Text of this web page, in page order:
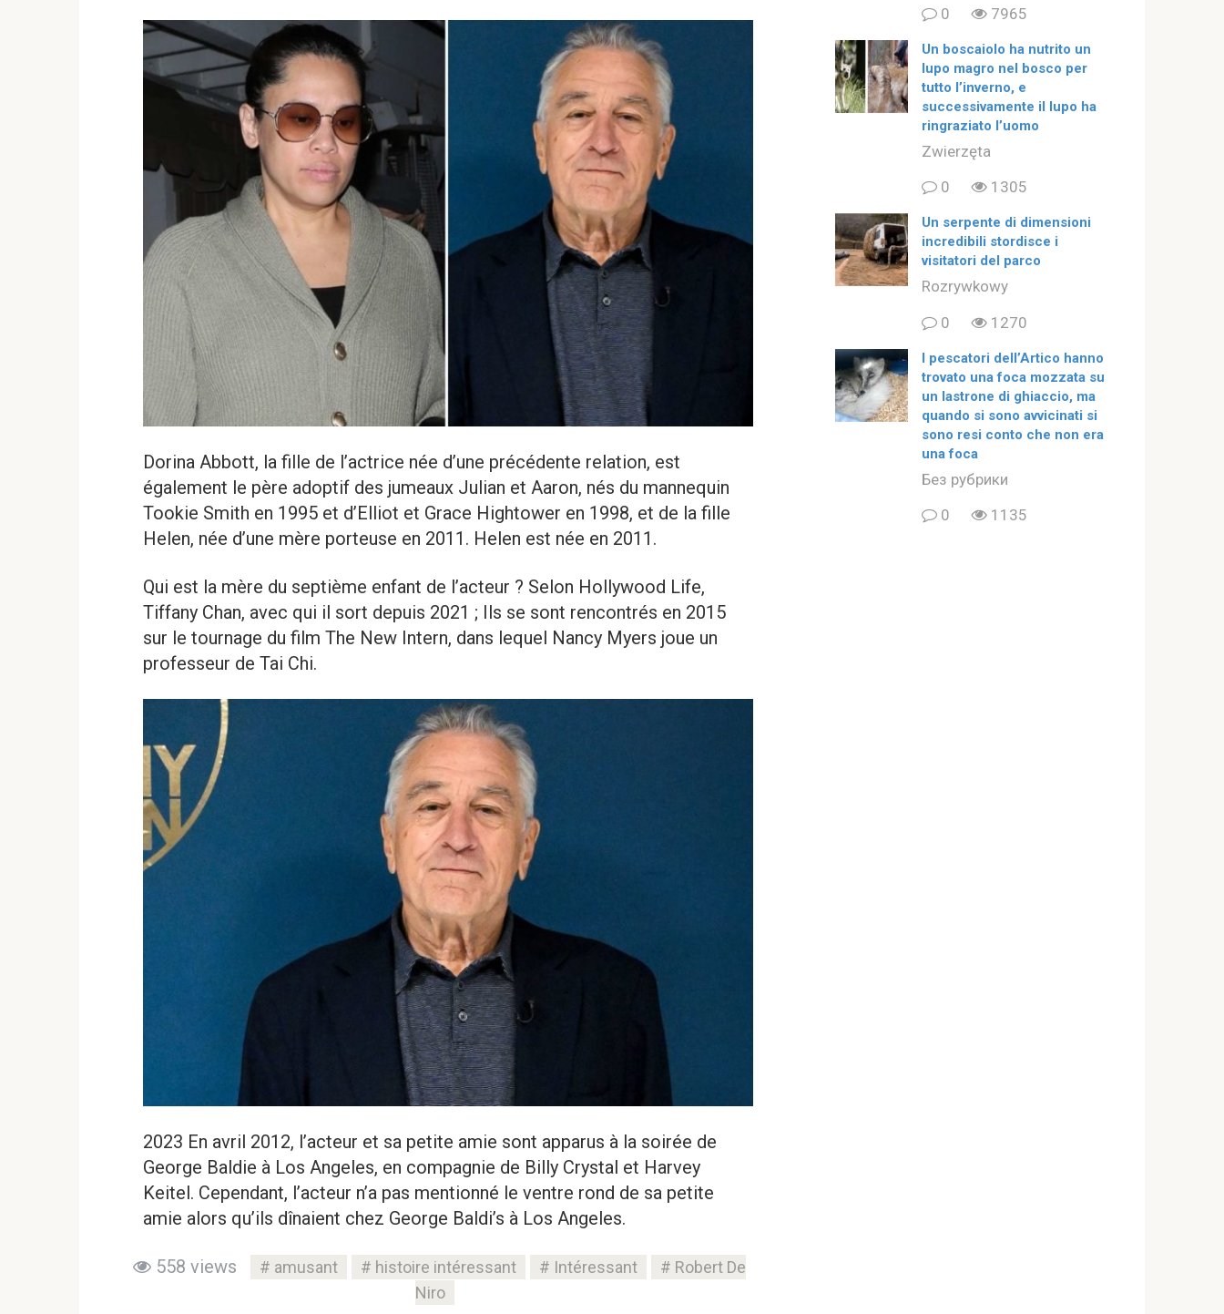
Dorina Abbott, la fille de l’actrice née d’une précédente relation, est
également le père adoptif des jumeaux Julian et Aaron, nés du mannequin
Tookie Smith en 1995 et d’Elliot et Grace Hightower en 1998, et de la fille
Helen, née d’une mère porteuse en 2011. Helen est née en 2011.
Qui est la mère du septième enfant de l’acteur ? Selon Hollywood Life,
Tiffany Chan, avec qui il sort depuis 2021 ; Ils se sont rencontrés en 2015
sur le tournage du film The New Intern, dans lequel Nancy Myers joue un
professeur de Tai Chi.
2023 En avril 2012, l’acteur et sa petite amie sont apparus à la soirée de
George Baldie à Los Angeles, en compagnie de Billy Crystal et Harvey
Keitel. Cependant, l’acteur n’a pas mentionné le ventre rond de sa petite
amie alors qu’ils dînaient chez George Baldi’s à Los Angeles.
558 views amusant histoire intéressant Intéressant
Robert De
Niro
0
7965
Un boscaiolo ha nutrito un
lupo magro nel bosco per
tutto l’inverno, e
successivamente il lupo ha
ringraziato l’uomo
Zwierzęta
0
1305
Un serpente di dimensioni
incredibili stordisce i
visitatori del parco
Rozrywkowy
0
1270
I pescatori dell’Artico hanno
trovato una foca mozzata su
un lastrone di ghiaccio, ma
quando si sono avvicinati si
sono resi conto che non era
una foca
Без рубрики
0
1135